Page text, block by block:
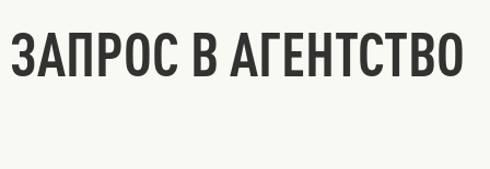
ЗАПРОС В АГЕНТСТВО